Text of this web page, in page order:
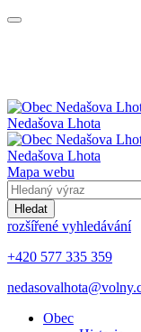
Nedašova Lhota
Nedašova Lhota
Mapa webu
Hledat
rozšířené vyhledávání
+420 577 335 359
Obec